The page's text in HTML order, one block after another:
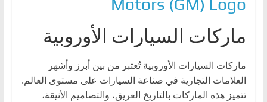
Motors (GM) Logo
ماركات السيارات الأوروبية
ماركات السيارات الأوروبية تُعتبر من بين أبرز وأشهر
العلامات التجارية في صناعة السيارات على مستوى العالم.
تتميز هذه الماركات بالتاريخ العريق، والتصاميم الأنيقة،